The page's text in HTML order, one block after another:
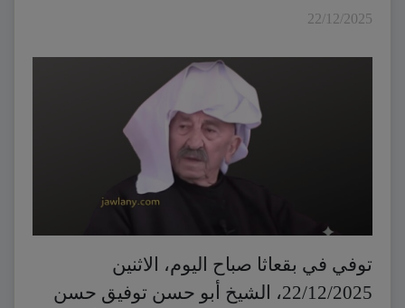
22/12/2025
توفي في بقعاثا صباح اليوم، الاثنين
22/12/2025، الشيخ أبو حسن توفيق حسن